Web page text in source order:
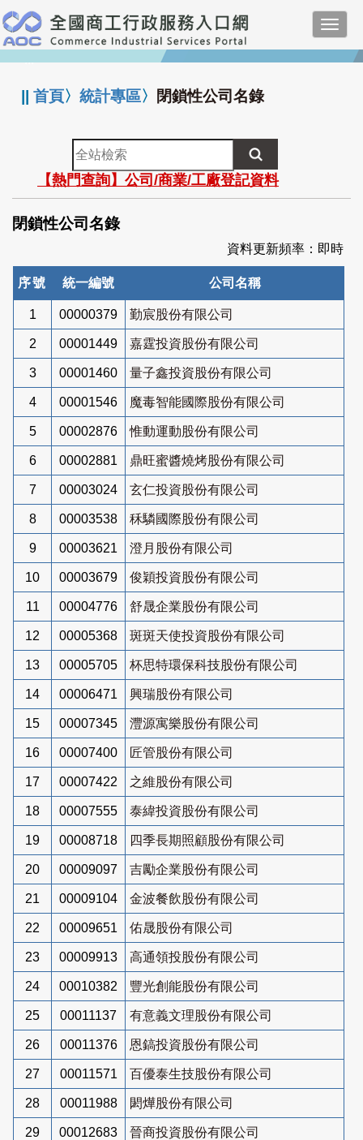
跳
到
主
要
:::
||首頁〉統計專區〉 閉鎖性公司名錄
全
站
檢
索
【熱門查詢】公司/商業/工廠登記資料
閉鎖性公司名錄
資料更新頻率：即時
序號 統一編號 公司名稱
1 00000379 勤宸股份有限公司
2 00001449 嘉霆投資股份有限公司
3 00001460 量子鑫投資股份有限公司
4 00001546 魔毒智能國際股份有限公司
5 00002876 惟動運動股份有限公司
6 00002881 鼎旺蜜醬燒烤股份有限公司
7 00003024 玄仁投資股份有限公司
8 00003538 秝驎國際股份有限公司
9 00003621 澄月股份有限公司
10 00003679 俊穎投資股份有限公司
11 00004776 舒晟企業股份有限公司
12 00005368 斑斑天使投資股份有限公司
13 00005705 杯思特環保科技股份有限公司
14 00006471 興瑞股份有限公司
15 00007345 灃源寓樂股份有限公司
16 00007400 匠管股份有限公司
17 00007422 之維股份有限公司
18 00007555 泰緯投資股份有限公司
19 00008718 四季長期照顧股份有限公司
20 00009097 吉勵企業股份有限公司
21 00009104 金波餐飲股份有限公司
22 00009651 佑晟股份有限公司
23 00009913 高通領投股份有限公司
24 00010382 豐光創能股份有限公司
25 00011137 有意義文理股份有限公司
26 00011376 恩鎬投資股份有限公司
27 00011571 百優泰生技股份有限公司
28 00011988 閎燁股份有限公司
29 00012683 晉商投資股份有限公司